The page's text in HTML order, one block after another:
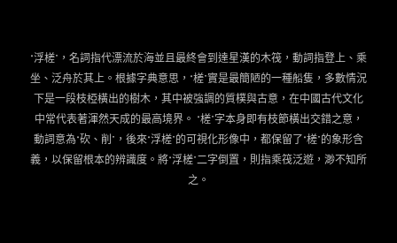
“浮槎”，名詞指代漂流於海並且最終會到達星漢的木筏，動詞指登上、乘
坐、泛舟於其上。根據字典意思，“槎”實是最簡陋的一種船隻，多數情況
下是一段枝椏橫出的樹木，其中被強調的質樸與古意，在中國古代文化
中常代表著渾然天成的最高境界。 “槎”字本身即有枝節橫出交錯之意，
動詞意為“砍、削”，後來“浮槎”的可視化形像中，都保留了“槎”的象形含
義，以保留根本的辨識度。將“浮槎”二字倒置，則指乘筏泛遊，渺不知所
之。